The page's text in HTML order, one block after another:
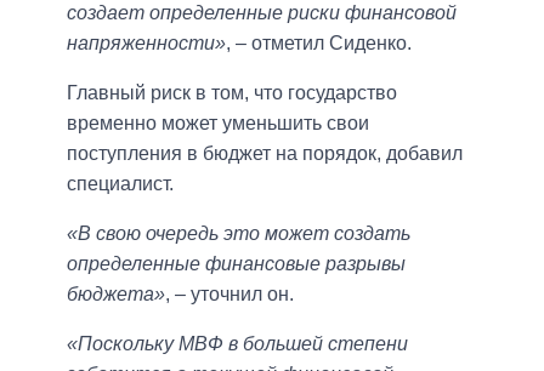
создает определенные риски финансовой
напряженности», – отметил Сиденко.
Главный риск в том, что государство
временно может уменьшить свои
поступления в бюджет на порядок, добавил
специалист.
«В свою очередь это может создать
определенные финансовые разрывы
бюджета», – уточнил он.
«Поскольку МВФ в большей степени